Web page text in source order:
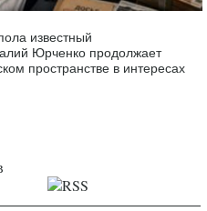
известный
Юрченко продолжает
пространстве в интересах